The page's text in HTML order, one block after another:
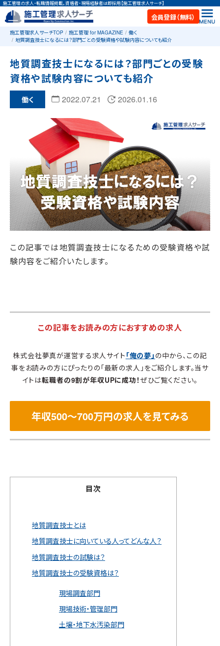
施工管理の求人・転職情報掲載。資格者・現場経験者は即採用【施工管理求人サーチ】
会員登録（無料）
施工管理求人サーチTOP 施工管理 for MAGAZINE
働く
地質調査技士になるには？部門ごとの受験資格や試験内容についても紹介
地質調査技士になるには？部門ごとの受験
資格や試験内容についても紹介
働く 2022.07.21 2026.01.16
この記事では地質調査技士になるための受験資格や試
験内容をご紹介いたします。
この記事をお読みの方におすすめの求人
株式会社夢真が運営する求人サイト 「俺の夢」 の中から、この記
事をお読みの方にぴったりの「最新の求人」をご紹介します。当サ
イトは転職者の9割が年収UPに成功！ぜひご覧ください。
年収500～700万円の求人を見てみる
目次
地質調査技士とは
地質調査技士に向いている人ってどんな人？
地質調査技士の試験は？
地質調査技士の受験資格は？
現場調査部門
現場技術・管理部門
土壌・地下水汚染部門